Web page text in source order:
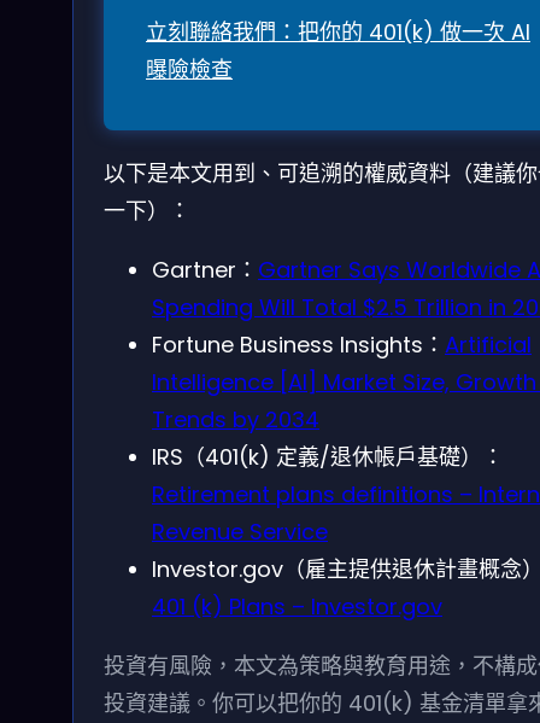
立刻聯絡我們：把你的 401(k) 做一次 AI
曝險檢查
以下是本文用到、可追溯的權威資料（建議
一下）：
Gartner： Gartner Says Worldwide
Spending Will Total $2.5 Trillion in
Fortune Business Insights： Artificial
Intelligence [AI] Market Size,
Trends by 2034
IRS（401(k) 定義/退休帳戶基礎）：
Retirement plans definitions –
Revenue Service
Investor.gov（雇主提供退休計畫概念
401 (k) Plans – Investor.gov
投資有風險，本文為策略與教育用途，不構
投資建議。你可以把你的 401(k) 基金清單拿